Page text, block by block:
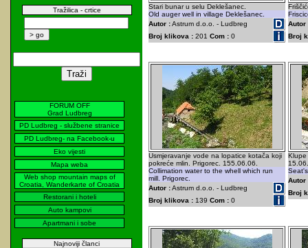
Tražilica - crtice
FORUM OFF
Grad Ludbreg
PD Ludbreg - službene stranice
PD Ludbreg- na Facebook-u
Eko vijesti
Mapa weba
Web shop mountain maps of
Croatia, Wanderkarte of Croatia
Restorani i hoteli
Auto kampovi
Apartmani i sobe
Najnoviji članci
Stari bunar u selu Deklešanec.
Old auger well in village Deklešanec.
Autor :Astrum d.o.o. - Ludbreg
Broj klikova : 201 Com : 0
Autor
Broj
Usmjeravanje vode na lopatice kotača koji
pokreće mlin. Prigorec. 155.06.06.
Collimation water to the whell which run
mill. Prigorec.
Autor :Astrum d.o.o. - Ludbreg
Broj klikova : 139 Com : 0
Klupe
Autor
Broj